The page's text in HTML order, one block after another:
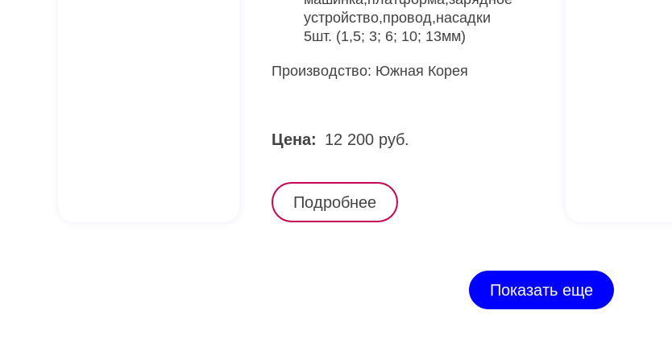
устройство,провод,насадки
5шт. (1,5; 3; 6; 10; 13мм)
Производство: Южная Корея
Цена: 12 200 руб.
Подробнее
Показать еще